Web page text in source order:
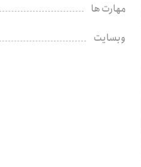
مهارت ها
وبسایت